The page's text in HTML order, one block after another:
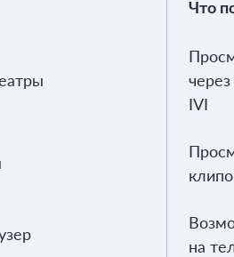
Что
IVI
на